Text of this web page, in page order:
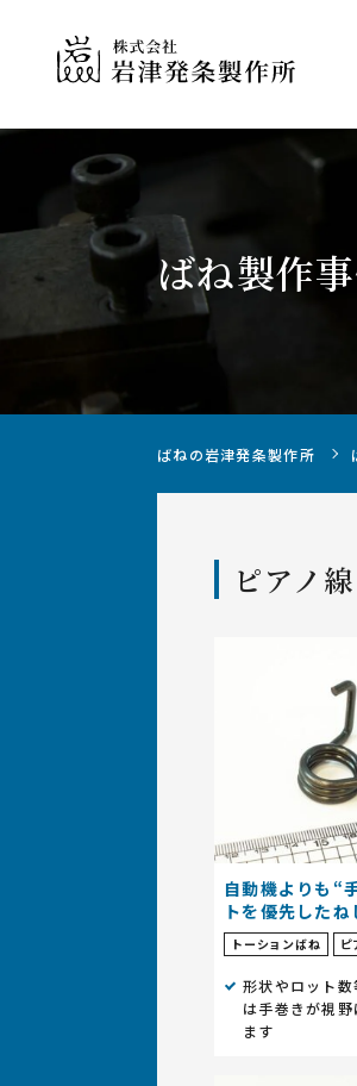
ばね製作
ばねの岩津発条製作所
ピアノ
自動機よりも“
トを優先した
トーションばね ピ
形状やロット
は手巻きが視
ます